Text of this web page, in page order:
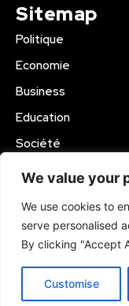
We value your
We use cookies to
serve personalised
By clicking "Accept
Customise
Sitemap
Politique
Economie
Business
Education
Société
Sport
© 2024